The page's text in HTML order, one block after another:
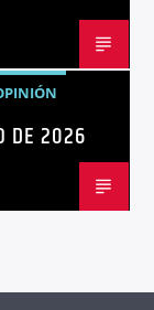
DE 2026